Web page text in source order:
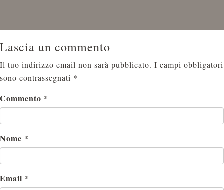
Lascia un commento
Il tuo indirizzo email non sarà pubblicato. I campi obbligatori
sono contrassegnati *
Commento *
Nome *
Email *